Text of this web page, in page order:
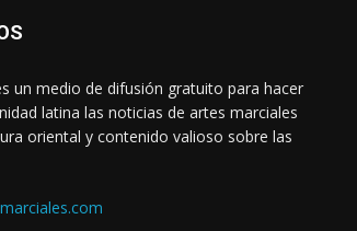
un medio de difusión gratuito para hacer
latina las noticias de artes marciales
oriental y contenido valioso sobre las